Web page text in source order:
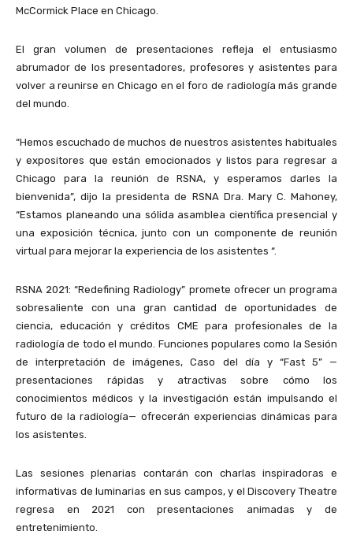
McCormick Place en Chicago.
El gran volumen de presentaciones refleja el entusiasmo
abrumador de los presentadores, profesores y asistentes para
volver a reunirse en Chicago en el foro de radiología más grande
del mundo.
“Hemos escuchado de muchos de nuestros asistentes habituales
y expositores que están emocionados y listos para regresar a
Chicago para la reunión de RSNA, y esperamos darles la
bienvenida”, dijo la presidenta de RSNA Dra. Mary C. Mahoney,
“Estamos planeando una sólida asamblea científica presencial y
una exposición técnica, junto con un componente de reunión
virtual para mejorar la experiencia de los asistentes “.
RSNA 2021: “Redefining Radiology” promete ofrecer un programa
sobresaliente con una gran cantidad de oportunidades de
ciencia, educación y créditos CME para profesionales de la
radiología de todo el mundo. Funciones populares como la Sesión
de interpretación de imágenes, Caso del día y “Fast 5” —
presentaciones rápidas y atractivas sobre cómo los
conocimientos médicos y la investigación están impulsando el
futuro de la radiología— ofrecerán experiencias dinámicas para
los asistentes.
Las sesiones plenarias contarán con charlas inspiradoras e
informativas de luminarias en sus campos, y el Discovery Theatre
regresa en 2021 con presentaciones animadas y de
entretenimiento.